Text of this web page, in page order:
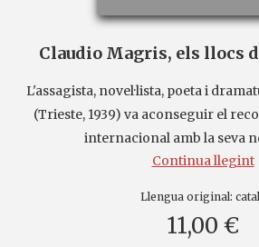
Claudio Magris, els llocs
L'assagista, novel·lista, poeta i
(Trieste, 1939) va aconseguir el
internacional amb la seva
Continua llegint
Llengua original:
11,00 €